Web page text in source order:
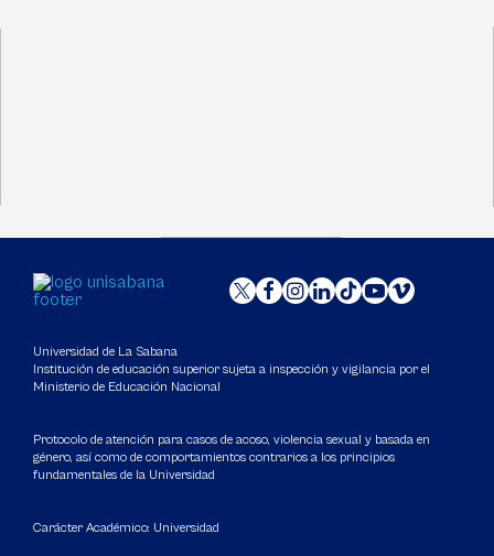
Universidad de La Sabana
Institución de educación superior sujeta a inspección y vigilancia por el
Ministerio de Educación Nacional
Protocolo de atención para casos de acoso, violencia sexual y basada en
género, así como de comportamientos contrarios a los principios
fundamentales de la Universidad
Carácter Académico: Universidad